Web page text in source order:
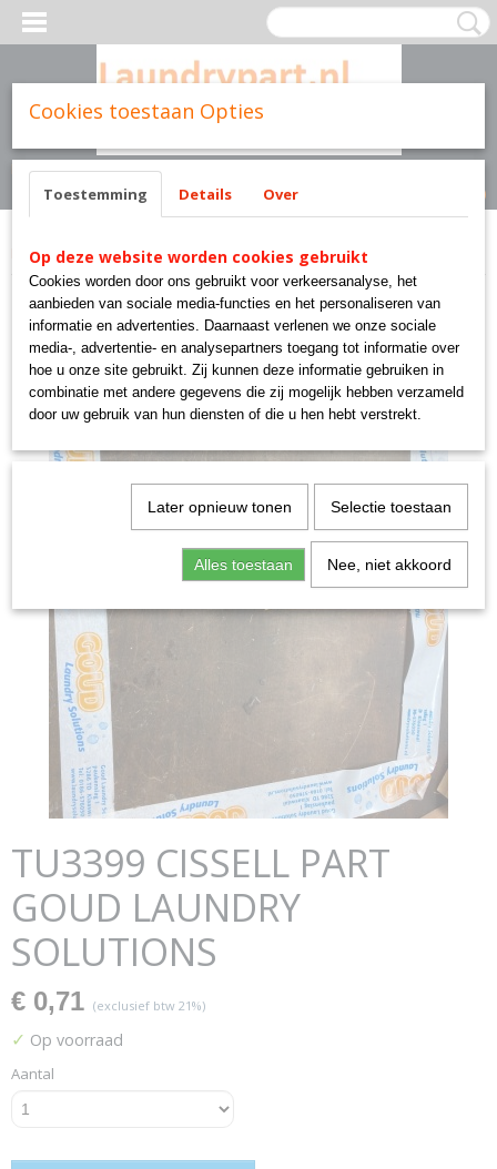
Inloggen Registreren
(0)
Home >Cissell parts>TU3399 CISSELL PART GOUD LAUNDRY SOLUTIONS
TU3399 CISSELL PART
GOUD LAUNDRY
SOLUTIONS
€ 0,71 (exclusief btw 21%)
✓ Op voorraad
Aantal
Cookies toestaan Opties
Toestemming Details Over
Op deze website worden cookies gebruikt
Cookies worden door ons gebruikt voor verkeersanalyse, het
aanbieden van sociale media-functies en het personaliseren van
informatie en advertenties. Daarnaast verlenen we onze sociale
media-, advertentie- en analysepartners toegang tot informatie over
hoe u onze site gebruikt. Zij kunnen deze informatie gebruiken in
combinatie met andere gegevens die zij mogelijk hebben verzameld
door uw gebruik van hun diensten of die u hen hebt verstrekt.
Later opnieuw tonen Selectie toestaan
Alles toestaan Nee, niet akkoord